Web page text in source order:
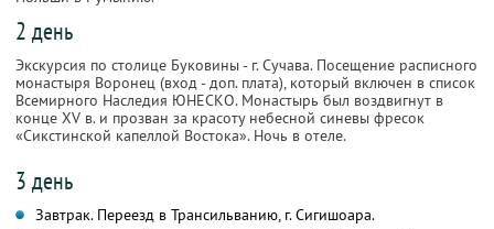
2 день
Экскурсия по столице Буковины - г. Сучава. Посещение расписного
монастыря Воронец (вход - доп. плата), который включен в список
Всемирного Наследия ЮНЕСКО. Монастырь был воздвигнут в
конце XV в. и прозван за красоту небесной синевы фресок
«Сикстинской капеллой Востока». Ночь в отеле.
3 день
Завтрак. Переезд в Трансильванию, г. Сигишоара.